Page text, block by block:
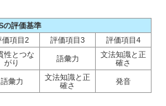
の評価基準
価項目2 評価項目3 評価項目4
性とつな
がり
語彙力
文法知識と正
確さ
語彙力
文法知識と正
確さ
発音